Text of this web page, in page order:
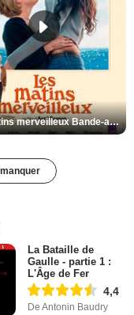
Les Matins merveilleux Bande-annonce VF
La Bataille de
Gaulle - partie 1 :
L'Âge de Fer
4,4
De Antonin Baudry